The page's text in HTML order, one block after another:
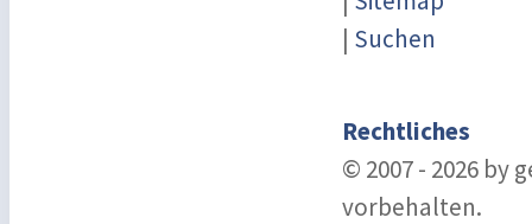
| Suchen
Rechtliches
© 2007 - 2026 by
vorbehalten.